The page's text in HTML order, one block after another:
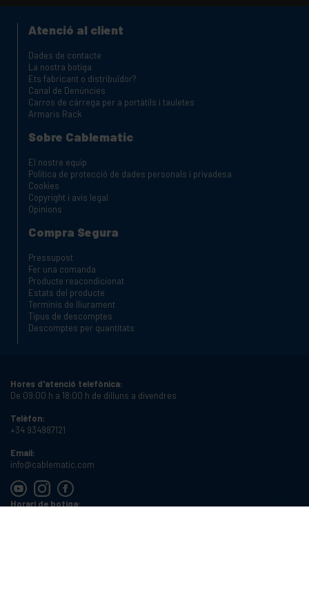
Atenció al client
Dades de contacte
La nostra botiga
Ets fabricant o distribuïdor?
Canal de Denúncies
Carros de càrrega per a portàtils i tauletes
Armaris Rack
Sobre Cablematic
El nostre equip
Política de protecció de dades personals i privadesa
Cookies
Copyright i avis legal
Opinions
Compra Segura
Pressupost
Fer una comanda
Producte reacondicionat
Estats del producte
Terminis de lliurament
Tipus de descomptes
Descomptes per quantitats
Hores d'atenció telefònica:
De 09:00 h a 18:00 h de dilluns a divendres
Telèfon:
+34 934987121
Email:
info@cablematic.com
Horari de botiga: